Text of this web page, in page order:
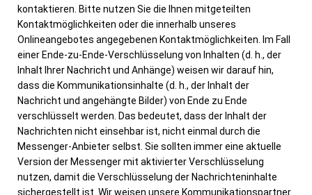
kontaktieren. Bitte nutzen Sie die Ihnen mitgeteilten
Kontaktmöglichkeiten oder die innerhalb unseres
Onlineangebotes angegebenen Kontaktmöglichkeiten. Im Fall
einer Ende-zu-Ende-Verschlüsselung von Inhalten (d. h., der
Inhalt Ihrer Nachricht und Anhänge) weisen wir darauf hin,
dass die Kommunikationsinhalte (d. h., der Inhalt der
Nachricht und angehängte Bilder) von Ende zu Ende
verschlüsselt werden. Das bedeutet, dass der Inhalt der
Nachrichten nicht einsehbar ist, nicht einmal durch die
Messenger-Anbieter selbst. Sie sollten immer eine aktuelle
Version der Messenger mit aktivierter Verschlüsselung
nutzen, damit die Verschlüsselung der Nachrichteninhalte
sichergestellt ist. Wir weisen unsere Kommunikationspartner